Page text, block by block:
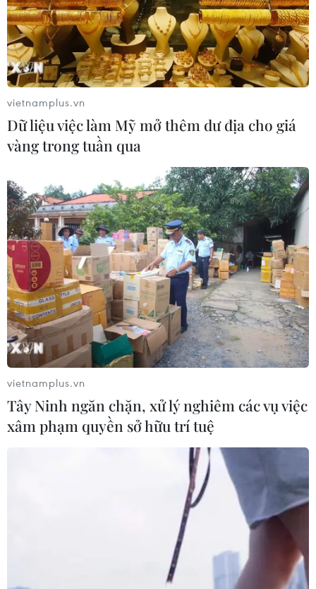
#Martino #Lionel Messi #Neymar
#Barcelona
#Atletico Madrid
Theo dõi VietnamPlus
TIN LIÊN QUAN
vietnamplus.vn
Dữ liệu việc làm Mỹ mở thêm dư địa cho giá
vàng trong tuần qua
vietnamplus.vn
Tây Ninh ngăn chặn, xử lý nghiêm các vụ việc
xâm phạm quyền sở hữu trí tuệ